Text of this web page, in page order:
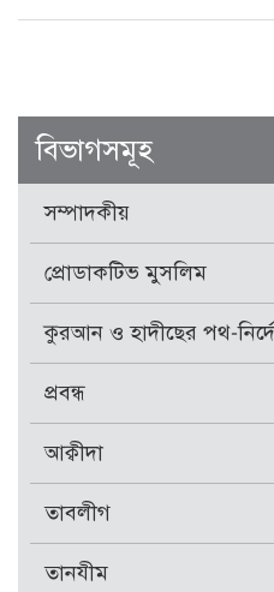
বিভাগসমূহ
সম্পাদকীয়
প্রোডাকটিভ মুসলিম
কুরআন ও হাদীছের পথ-
প্রবন্ধ
আক্বীদা
তাবলীগ
তানযীম